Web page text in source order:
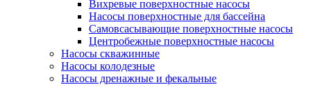
Вихревые поверхностные насосы
Насосы поверхностные для бассейна
Самовсасывающие поверхностные насосы
Центробежные поверхностные насосы
Насосы скважинные
Насосы колодезные
Насосы дренажные и фекальные